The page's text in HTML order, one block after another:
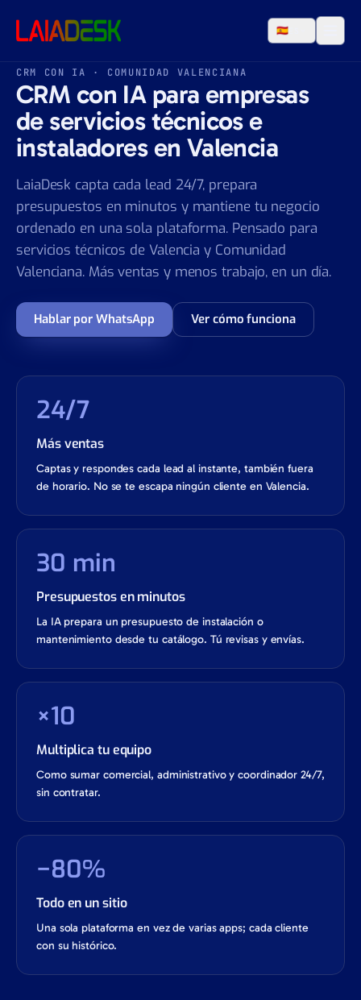
🇪🇸
CRM CON IA · COMUNIDAD VALENCIANA
CRM con IA para empresas
de servicios técnicos e
instaladores en Valencia
LaiaDesk capta cada lead 24/7, prepara
presupuestos en minutos y mantiene tu negocio
ordenado en una sola plataforma. Pensado para
servicios técnicos de Valencia y Comunidad
Valenciana. Más ventas y menos trabajo, en un día.
Hablar por WhatsApp Ver cómo funciona
24/7
Más ventas
Captas y respondes cada lead al instante, también fuera
de horario. No se te escapa ningún cliente en Valencia.
30 min
Presupuestos en minutos
La IA prepara un presupuesto de instalación o
mantenimiento desde tu catálogo. Tú revisas y envías.
×10
Multiplica tu equipo
Como sumar comercial, administrativo y coordinador 24/7,
sin contratar.
−80%
Todo en un sitio
Una sola plataforma en vez de varias apps; cada cliente
con su histórico.